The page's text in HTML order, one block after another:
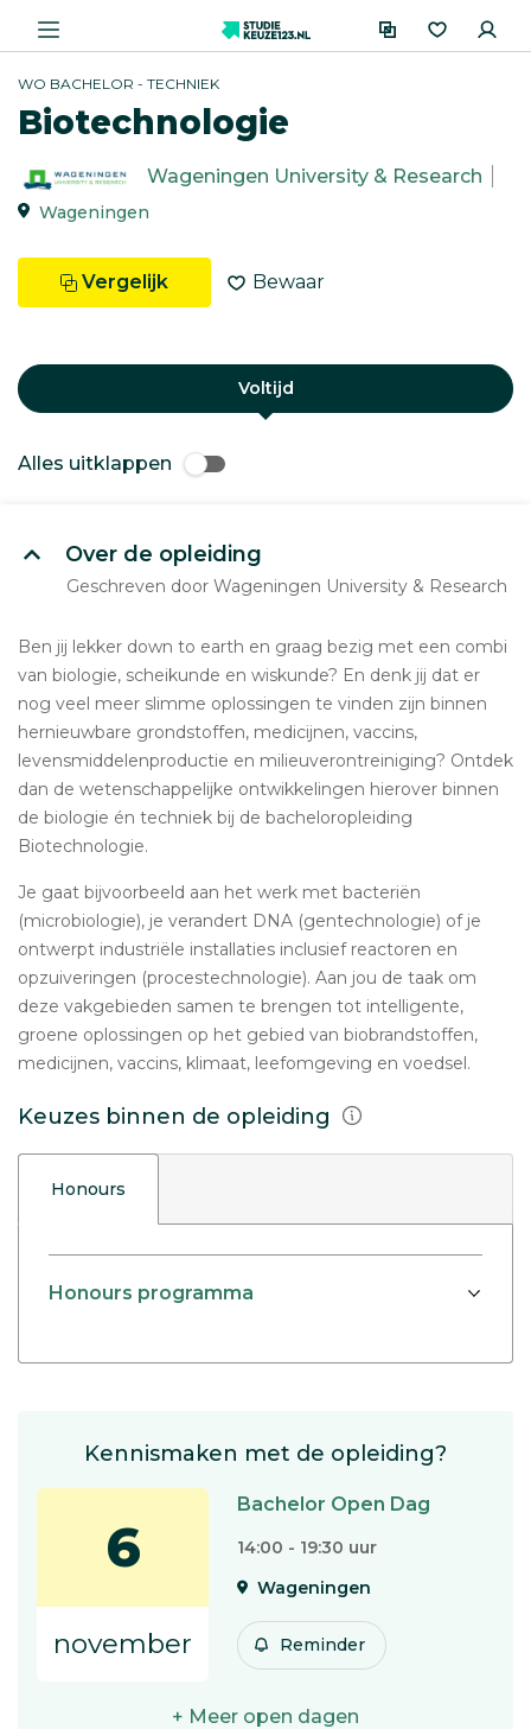
WO BACHELOR - TECHNIEK
Biotechnologie
Wageningen University & Research
Wageningen
Vergelijk Bewaar
Voltijd
Alles uitklappen
Over de opleiding
Geschreven door Wageningen University & Research
Ben jij lekker down to earth en graag bezig met een combi
van biologie, scheikunde en wiskunde? En denk jij dat er
nog veel meer slimme oplossingen te vinden zijn binnen
hernieuwbare grondstoffen, medicijnen, vaccins,
levensmiddelenproductie en milieuverontreiniging? Ontdek
dan de wetenschappelijke ontwikkelingen hierover binnen
de biologie én techniek bij de bacheloropleiding
Biotechnologie.
Je gaat bijvoorbeeld aan het werk met bacteriën
(microbiologie), je verandert DNA (gentechnologie) of je
ontwerpt industriële installaties inclusief reactoren en
opzuiveringen (procestechnologie). Aan jou de taak om
deze vakgebieden samen te brengen tot intelligente,
groene oplossingen op het gebied van biobrandstoffen,
medicijnen, vaccins, klimaat, leefomgeving en voedsel.
Keuzes binnen de opleiding
Honours
Honours programma
Kennismaken met de opleiding?
6
november
Bachelor Open Dag
14:00 - 19:30 uur
Wageningen
Reminder
+ Meer open dagen